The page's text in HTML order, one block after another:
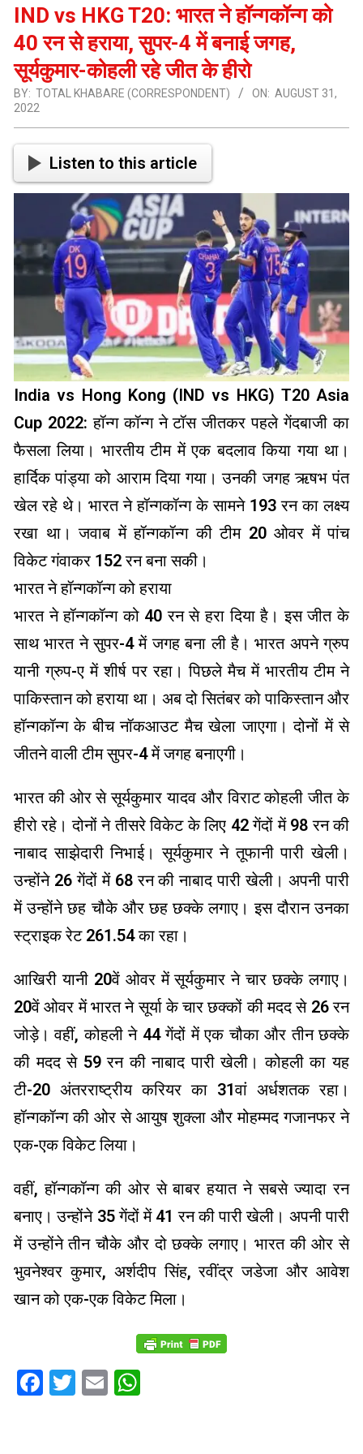
IND vs HKG T20: भारत ने हॉन्गकॉन्ग को
40 रन से हराया, सुपर-4 में बनाई जगह,
सूर्यकुमार-कोहली रहे जीत के हीरो
BY: TOTAL KHABARE (CORRESPONDENT) ON: AUGUST 31,
2022
Listen to this article
India vs Hong Kong (IND vs HKG) T20 Asia
Cup 2022: हॉन्ग कॉन्ग ने टॉस जीतकर पहले गेंदबाजी का
फैसला लिया। भारतीय टीम में एक बदलाव किया गया था।
हार्दिक पांड्या को आराम दिया गया। उनकी जगह ऋषभ पंत
खेल रहे थे। भारत ने हॉन्गकॉन्ग के सामने 193 रन का लक्ष्य
रखा था। जवाब में हॉन्गकॉन्ग की टीम 20 ओवर में पांच
विकेट गंवाकर 152 रन बना सकी।
भारत ने हॉन्गकॉन्ग को हराया
भारत ने हॉन्गकॉन्ग को 40 रन से हरा दिया है। इस जीत के
साथ भारत ने सुपर-4 में जगह बना ली है। भारत अपने ग्रुप
यानी ग्रुप-ए में शीर्ष पर रहा। पिछले मैच में भारतीय टीम ने
पाकिस्तान को हराया था। अब दो सितंबर को पाकिस्तान और
हॉन्गकॉन्ग के बीच नॉकआउट मैच खेला जाएगा। दोनों में से
जीतने वाली टीम सुपर-4 में जगह बनाएगी।
भारत की ओर से सूर्यकुमार यादव और विराट कोहली जीत के
हीरो रहे। दोनों ने तीसरे विकेट के लिए 42 गेंदों में 98 रन की
नाबाद साझेदारी निभाई। सूर्यकुमार ने तूफानी पारी खेली।
उन्होंने 26 गेंदों में 68 रन की नाबाद पारी खेली। अपनी पारी
में उन्होंने छह चौके और छह छक्के लगाए। इस दौरान उनका
स्ट्राइक रेट 261.54 का रहा।
आखिरी यानी 20वें ओवर में सूर्यकुमार ने चार छक्के लगाए।
20वें ओवर में भारत ने सूर्या के चार छक्कों की मदद से 26 रन
जोड़े। वहीं, कोहली ने 44 गेंदों में एक चौका और तीन छक्के
की मदद से 59 रन की नाबाद पारी खेली। कोहली का यह
टी-20 अंतरराष्ट्रीय करियर का 31वां अर्धशतक रहा।
हॉन्गकॉन्ग की ओर से आयुष शुक्ला और मोहम्मद गजानफर ने
एक-एक विकेट लिया।
वहीं, हॉन्गकॉन्ग की ओर से बाबर हयात ने सबसे ज्यादा रन
बनाए। उन्होंने 35 गेंदों में 41 रन की पारी खेली। अपनी पारी
में उन्होंने तीन चौके और दो छक्के लगाए। भारत की ओर से
भुवनेश्वर कुमार, अर्शदीप सिंह, रवींद्र जडेजा और आवेश
खान को एक-एक विकेट मिला।
Facebook
Twitter
Email